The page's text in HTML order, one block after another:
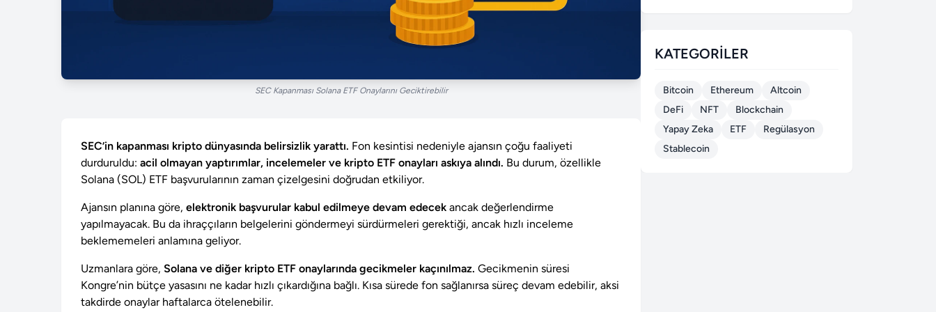
SEC Kapanması Solana ETF Onaylarını Geciktirebilir
SEC’in kapanması kripto dünyasında belirsizlik yarattı. Fon kesintisi nedeniyle ajansın çoğu faaliyeti
durduruldu: acil olmayan yaptırımlar, incelemeler ve kripto ETF onayları askıya alındı. Bu durum, özellikle
Solana (SOL) ETF başvurularının zaman çizelgesini doğrudan etkiliyor.
Ajansın planına göre, elektronik başvurular kabul edilmeye devam edecek ancak değerlendirme
yapılmayacak. Bu da ihraççıların belgelerini göndermeyi sürdürmeleri gerektiği, ancak hızlı inceleme
beklememeleri anlamına geliyor.
Uzmanlara göre, Solana ve diğer kripto ETF onaylarında gecikmeler kaçınılmaz. Gecikmenin süresi
Kongre’nin bütçe yasasını ne kadar hızlı çıkardığına bağlı. Kısa sürede fon sağlanırsa süreç devam edebilir, aksi
takdirde onaylar haftalarca ötelenebilir.
KATEGORILER
Bitcoin Ethereum
Altcoin
DeFi
NFT
Blockchain
Yapay Zeka
ETF
Regülasyon
Stablecoin